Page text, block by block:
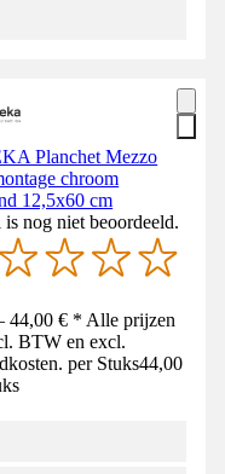
Planchet Mezzo
chroom
12,5x60 cm
nog niet beoordeeld.
€ * Alle prijzen
BTW en excl.
per Stuks44,00